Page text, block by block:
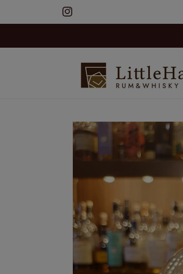
進む
Instagram
商品情
報にス
キップ